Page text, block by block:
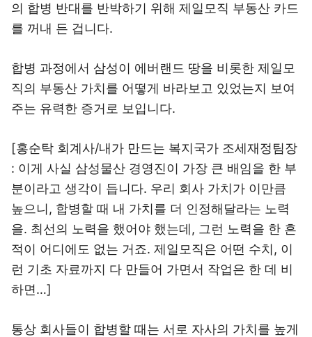
의 합병 반대를 반박하기 위해 제일모직 부동산 카드
를 꺼내 든 겁니다.
합병 과정에서 삼성이 에버랜드 땅을 비롯한 제일모
직의 부동산 가치를 어떻게 바라보고 있었는지 보여
주는 유력한 증거로 보입니다.
[홍순탁 회계사/내가 만드는 복지국가 조세재정팀장
: 이게 사실 삼성물산 경영진이 가장 큰 배임을 한 부
분이라고 생각이 듭니다. 우리 회사 가치가 이만큼
높으니, 합병할 때 내 가치를 더 인정해달라는 노력
을. 최선의 노력을 했어야 했는데, 그런 노력을 한 흔
적이 어디에도 없는 거죠. 제일모직은 어떤 수치, 이
런 기초 자료까지 다 만들어 가면서 작업은 한 데 비
하면…]
통상 회사들이 합병할 때는 서로 자사의 가치를 높게